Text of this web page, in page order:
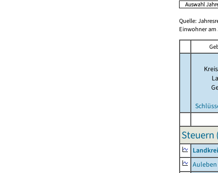
Quelle:
Einwohner am
Steuern
Auleben